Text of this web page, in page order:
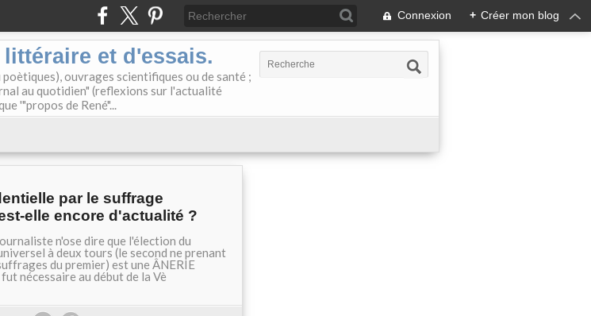
Connexion + Créer mon blog
et d'essais.
ouvrages scientifiques ou de santé ;
au quotidien" (reflexions sur l'actualité
'"propos de René"...
par le suffrage
elle encore d'actualité ?
n'ose dire que l'élection du
à deux tours (le second ne prenant
du premier) est une ÂNERIE
nécessaire au début de la Vè